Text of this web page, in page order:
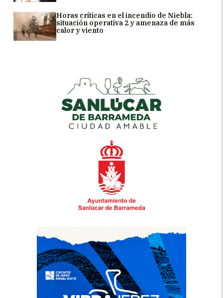
Horas críticas en el incendio de Niebla:
situación operativa 2 y amenaza de más
calor y viento